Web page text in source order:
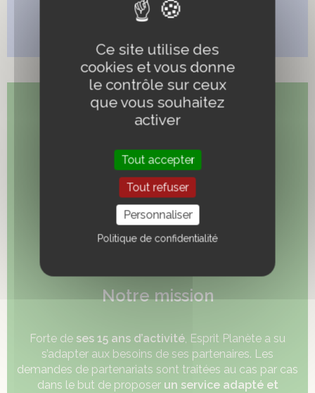
Notre mission
Forte de ses 15 ans d’activité, Esprit Planète a su
s’adapter aux besoins de ses partenaires. Les
demandes de partenariats sont traitées au cas par cas
dans le but de proposer un service adapté et
Ce site utilise des
cookies et vous donne
le contrôle sur ceux
que vous souhaitez
activer
Tout accepter
Tout refuser
Personnaliser
Politique de confidentialité